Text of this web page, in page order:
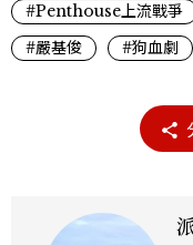
#Penthouse上流戰爭
#嚴基俊
#狗血劇